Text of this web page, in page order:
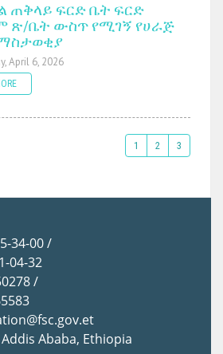
ጠቅላይ ፍርድ ቤት ፍርድ
ጽ/ቤት ውስጥ የሚገኝ የሀራጅ
April 6, 2026
1 2 3
34-00 /
04-32
/
Ababa, Ethiopia